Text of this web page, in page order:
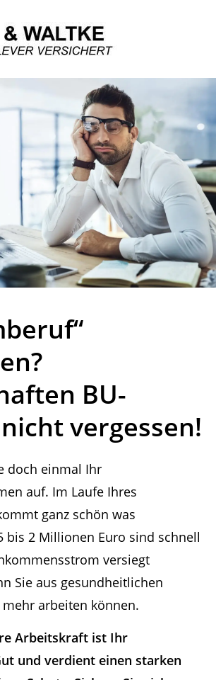
BU-
vergessen!
doch einmal Ihr
auf. Im Laufe Ihres
ganz schön was
bis 2 Millionen Euro sind schnell
versiegt
Sie aus gesundheitlichen
arbeiten können.
Arbeitskraft ist Ihr
und verdient einen starken